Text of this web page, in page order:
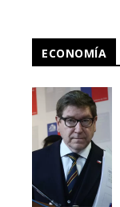
ECONOMÍA